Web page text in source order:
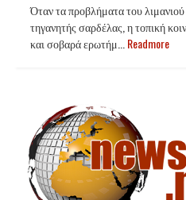
Όταν τα προβλήματα του λιμανιού
τηγανητής σαρδέλας, η τοπική
και σοβαρά ερωτήμ... Readmore